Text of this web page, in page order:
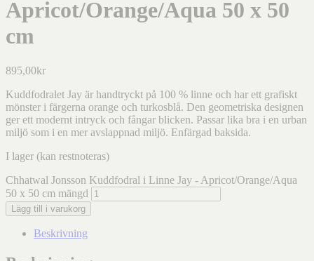
Apricot/Orange/Aqua 50 x 50
cm
895,00kr
Kuddfodralet Jay är handtryckt på 100 % linne och har ett grafiskt
mönster i färgerna orange och turkosblå. Den geometriska designen
ger ett modernt intryck och fångar blicken. Passar lika bra i en urban
miljö som i en mer avslappnad miljö. Enfärgad baksida.
I lager (kan restnoteras)
Chhatwal Jonsson Kuddfodral i Linne Jay - Apricot/Orange/Aqua
50 x 50 cm mängd
Lägg till i varukorg
Beskrivning